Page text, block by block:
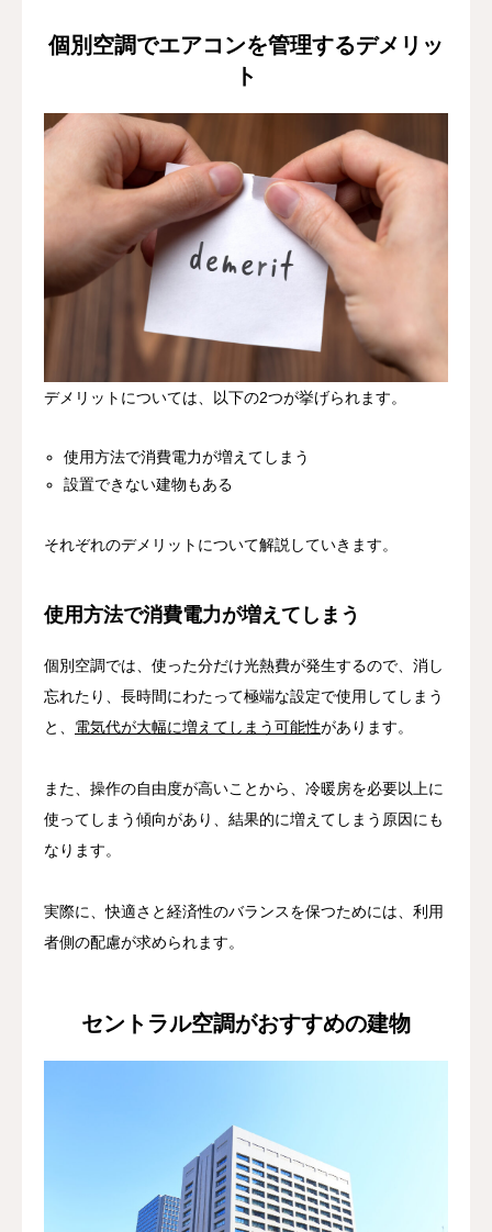
個別空調でエアコンを管理するデメリッ
ト
デメリットについては、以下の2つが挙げられます。
使用方法で消費電力が増えてしまう
設置できない建物もある
それぞれのデメリットについて解説していきます。
使用方法で消費電力が増えてしまう
個別空調では、使った分だけ光熱費が発生するので、消し
忘れたり、長時間にわたって極端な設定で使用してしまう
と、 電気代が大幅に増えてしまう可能性があります。
また、操作の自由度が高いことから、冷暖房を必要以上に
使ってしまう傾向があり、結果的に増えてしまう原因にも
なります。
実際に、快適さと経済性のバランスを保つためには、利用
者側の配慮が求められます。
セントラル空調がおすすめの建物